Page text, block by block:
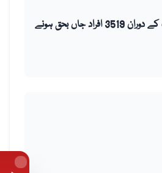
ایران کی 40 روزہ جنگ کے دوران 3519 افراد جاں بحق ہونے